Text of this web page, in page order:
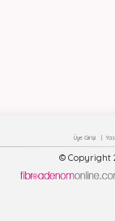
Üye Girişi
© Copyright